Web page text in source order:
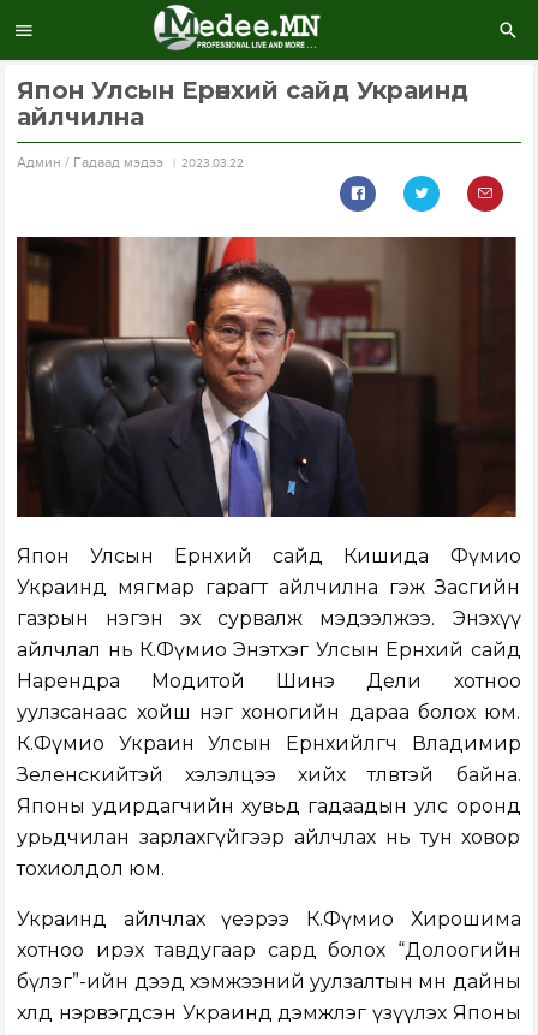
Япон Улсын Ерөнхий сайд Украинд
айлчилна
Aдмин / Гадаад мэдээ 2023.03.22
Япон Улсын Ерөнхий сайд Кишида Фүмио
Украинд мягмар гарагт айлчилна гэж Засгийн
газрын нэгэн эх сурвалж мэдээлжээ. Энэхүү
айлчлал нь К.Фүмио Энэтхэг Улсын Ерөнхий сайд
Нарендра Модитой Шинэ Дели хотноо
уулзсанаас хойш нэг хоногийн дараа болох юм.
К.Фүмио Украин Улсын Ерөнхийлөгч Владимир
Зеленскийтэй хэлэлцээ хийх төлөвтэй байна.
Японы удирдагчийн хувьд гадаадын улс оронд
урьдчилан зарлахгүйгээр айлчлах нь тун ховор
тохиолдол юм.
Украинд айлчлах үеэрээ К.Фүмио Хирошима
хотноо ирэх тавдугаар сард болох “Долоогийн
бүлэг”-ийн дээд хэмжээний уулзалтын өмнө дайны
хөлд нэрвэгдсэн Украинд дэмжлэг үзүүлэх Японы